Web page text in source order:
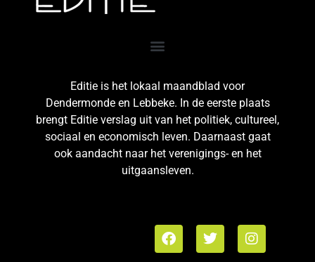
Editie is het lokaal maandblad voor
Dendermonde en Lebbeke. In de eerste plaats
brengt Editie verslag uit van het politiek, cultureel,
sociaal en economisch leven. Daarnaast gaat
ook aandacht naar het verenigings- en het
uitgaansleven.